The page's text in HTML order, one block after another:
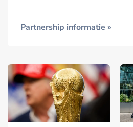
Partnership informatie »